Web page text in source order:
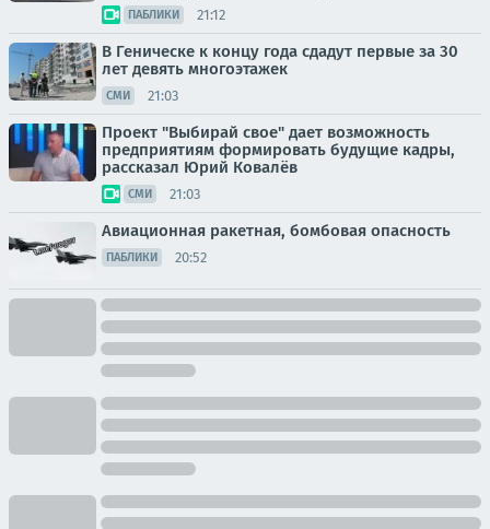
ПАБЛИКИ 21:12
В Геническе к концу года сдадут первые за 30
лет девять многоэтажек
СМИ 21:03
Проект "Выбирай свое" дает возможность
предприятиям формировать будущие кадры,
рассказал Юрий Ковалёв
СМИ 21:03
Авиационная ракетная, бомбовая опасность
ПАБЛИКИ 20:52